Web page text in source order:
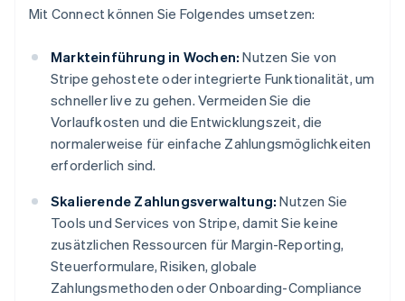
Mit Connect können Sie Folgendes umsetzen:
Markteinführung in Wochen: Nutzen Sie von
Stripe gehostete oder integrierte Funktionalität, um
schneller live zu gehen. Vermeiden Sie die
Vorlaufkosten und die Entwicklungszeit, die
normalerweise für einfache Zahlungsmöglichkeiten
erforderlich sind.
Skalierende Zahlungsverwaltung: Nutzen Sie
Tools und Services von Stripe, damit Sie keine
zusätzlichen Ressourcen für Margin-Reporting,
Steuerformulare, Risiken, globale
Zahlungsmethoden oder Onboarding-Compliance